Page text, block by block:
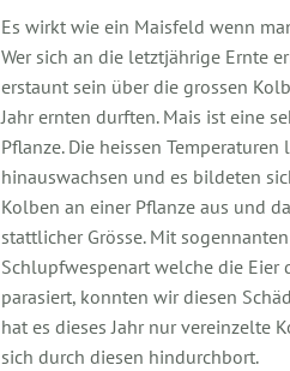
Es wirkt wie ein Maisfeld wenn
Wer sich an die letztjährige Ernte
erstaunt sein über die grossen
Jahr ernten durften. Mais ist eine
Pflanze. Die heissen
hinauswachsen und es bildeten
Kolben an einer Pflanze aus und
stattlicher Grösse. Mit
Schlupfwespenart welche die Eier
parasiert, konnten wir diesen
hat es dieses Jahr nur vereinzelte
sich durch diesen hindurchbort.